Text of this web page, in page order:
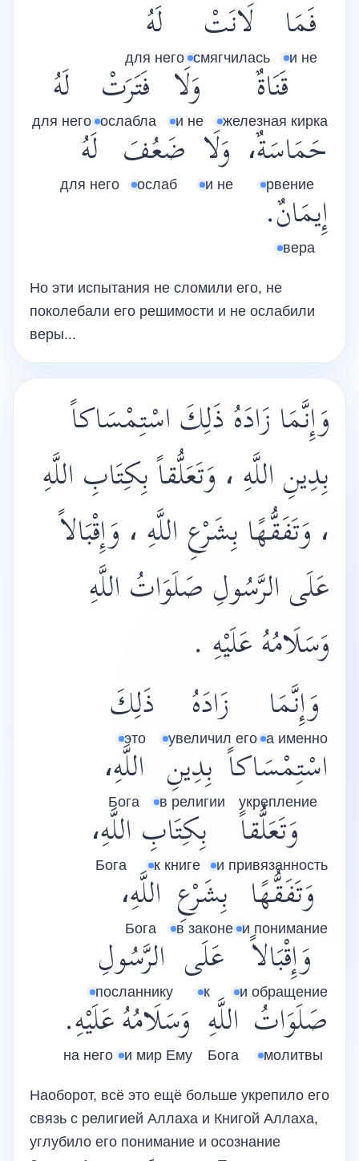
فَمَا
и не
لَانَتْ
смягчилась
لَهُ
для него
قَنَاةٌ
железная кирка
وَلَا
и не
فَتَرَتْ
ослабла
لَهُ
для него
حَمَاسَةٌ،
рвение
وَلَا
и не
ضَعُفَ
ослаб
لَهُ
для него
إِيمَانٌ.
вера
Но эти испытания не сломили его, не
поколебали его решимости и не ослабили
веры...
وَإِنَّمَا زَادَهُ ذَلِكَ اسْتِمْسَاكاً
بِدِينِ اللَّهِ ، وَتَعَلُّقاً بِكِتَابِ اللَّهِ
، وَتَفَقُّهًا بِشَرْعِ اللَّهِ ، وَإِقْبَالاً
عَلَى الرَّسُولِ صَلَوَاتُ اللَّهِ
وَسَلَامُهُ عَلَيْهِ .
وَإِنَّمَا
а именно
زَادَهُ
увеличил его
ذَلِكَ
это
اسْتِمْسَاكاً
укрепление
بِدِينِ
в религии
اللَّهِ،
Бога
وَتَعَلُّقاً
и привязанность
بِكِتَابِ
к книге
اللَّهِ،
Бога
وَتَفَقُّهًا
и понимание
بِشَرْعِ
в законе
اللَّهِ،
Бога
وَإِقْبَالاً
и обращение
عَلَى
к
الرَّسُولِ
посланнику
صَلَوَاتُ
молитвы
اللَّهِ
Бога
وَسَلَامُهُ
и мир Ему
عَلَيْهِ.
на него
Наоборот, всё это ещё больше укрепило его
связь с религией Аллаха и Книгой Аллаха,
углубило его понимание и осознание